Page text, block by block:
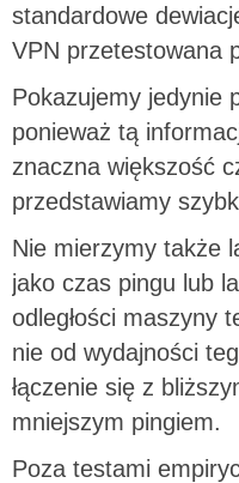
standardowe
VPN przetestowana
Pokazujemy jedynie
ponieważ tą
znaczna większość
przedstawiamy
Nie mierzymy także
jako czas pingu lub
odległości maszyny
nie od wydajności
łączenie się z
mniejszym pingiem.
Poza testami